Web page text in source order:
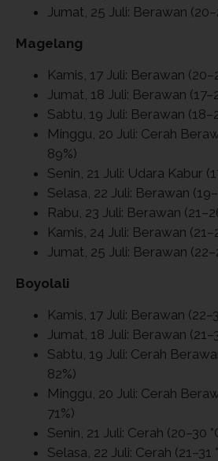
Jumat, 25 Juli: Berawan
Magelang
Kamis, 17 Juli: Berawan
Jumat, 18 Juli: Berawan
Sabtu, 19 Juli: Berawan
Minggu, 20 Juli: Cerah
89%)
Senin, 21 Juli: Udara Kabur
Selasa, 22 Juli: Berawan
Rabu, 23 Juli: Berawan
Kamis, 24 Juli: Berawan
Jumat, 25 Juli: Berawan
Boyolali
Kamis, 17 Juli: Berawan
Jumat, 18 Juli: Berawan
Sabtu, 19 Juli: Cerah
82%)
Minggu, 20 Juli: Cerah
71%)
Senin, 21 Juli: Cerah (20–30
Selasa, 22 Juli: Cerah (21–31